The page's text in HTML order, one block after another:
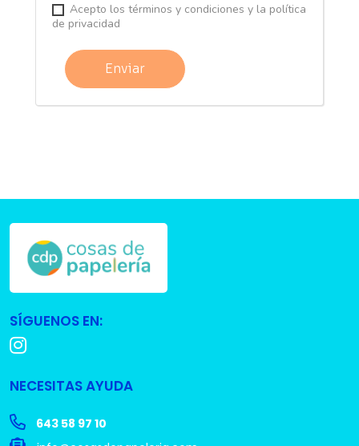
Acepto los términos y condiciones y la política
de privacidad
SÍGUENOS EN:
NECESITAS AYUDA
643 58 97 10